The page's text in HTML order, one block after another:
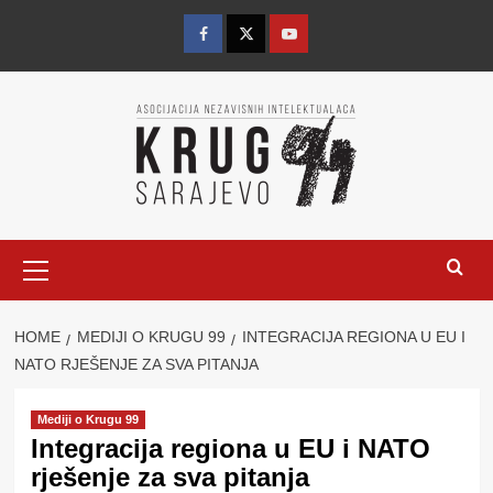
content
FacebookTwitterYouTube
Menu
HOME MEDIJI O KRUGU 99
INTEGRACIJA REGIONA U EU I
NATO RJEŠENJE ZA SVA PITANJA
Mediji o Krugu 99
Integracija regiona u EU i NATO
rješenje za sva pitanja